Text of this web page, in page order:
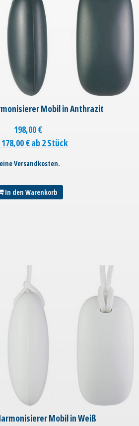
Mobil in Anthrazit
198,00€
€ ab 2 Stück
Versandkosten.
In den Warenkorb
Mobil in Weiß